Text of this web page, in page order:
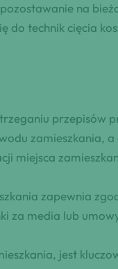
na
do technik cięcia
przepisów
zamieszkania,
miejsca
zapewnia
za media lub
jest